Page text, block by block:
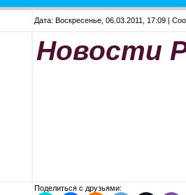
Дата: Воскресенье, 06.03.2011, 17:09 |
Новости
Поделиться с друзьями: